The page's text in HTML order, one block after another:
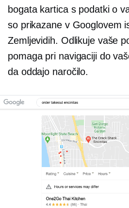
bogata kartica s podatki o
so prikazane v Googlovem
Zemljevidih. Odlikuje vaše
pomaga pri navigaciji do
da oddajo naročilo.